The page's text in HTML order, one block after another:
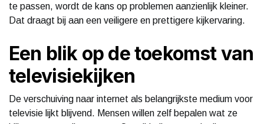
te passen, wordt de kans op problemen aanzienlijk kleiner.
Dat draagt bij aan een veiligere en prettigere kijkervaring.
Een blik op de toekomst van
televisiekijken
De verschuiving naar internet als belangrijkste medium voor
televisie lijkt blijvend. Mensen willen zelf bepalen wat ze